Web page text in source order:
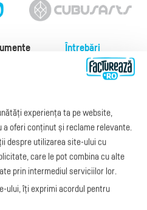
Furnizori
B2C
Factura
Stripe
PrestaShop
Întrebări
frecvente
Despre noi
Apariții media
experiența ta pe website,
oferi conținut și reclame relevante.
despre utilizarea site-ului cu
care le pot combina cu alte
prin intermediul serviciilor lor.
ului, îți exprimi acordul pentru